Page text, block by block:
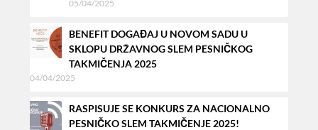
05/04/2025
BENEFIT DOGAĐAJ U NOVOM SADU U
SKLOPU DRŽAVNOG SLEM PESNIČKOG
TAKMIČENJA 2025
04/04/2025
RASPISUJE SE KONKURS ZA NACIONALNO
PESNIČKO SLEM TAKMIČENJE 2025!